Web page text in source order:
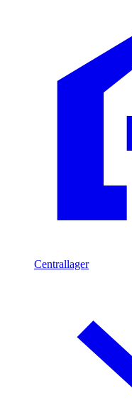
Centrallager